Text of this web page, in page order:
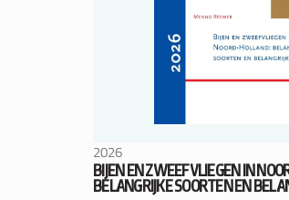
2026
BIJEN EN ZWEEFVLIEGEN IN
BELANGRIJKE SOORTEN EN